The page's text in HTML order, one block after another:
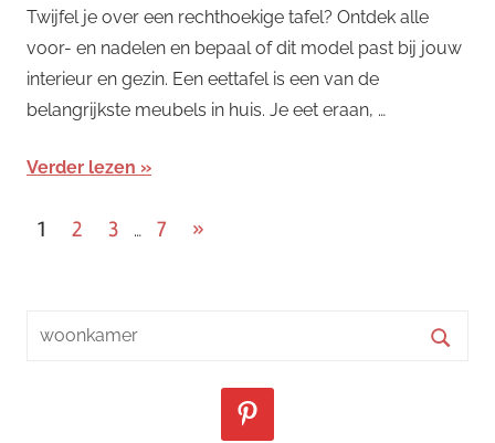
Twijfel je over een rechthoekige tafel? Ontdek alle
voor- en nadelen en bepaal of dit model past bij jouw
interieur en gezin. Een eettafel is een van de
belangrijkste meubels in huis. Je eet eraan, …
Verder lezen
Berichten
1 2 3 … 7
Volgende
»